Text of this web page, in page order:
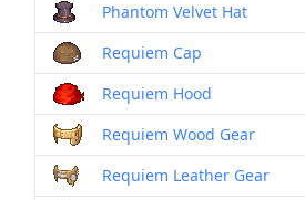
Phantom Velvet Hat
Requiem Cap
Requiem Hood
Requiem Wood Gear
Requiem Leather Gear